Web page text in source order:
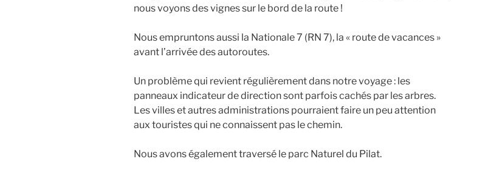
nous voyons des vignes sur le bord de la route !
Nous empruntons aussi la Nationale 7 (RN 7), la « route de vacances »
avant l’arrivée des autoroutes.
Un problème qui revient régulièrement dans notre voyage : les
panneaux indicateur de direction sont parfois cachés par les arbres.
Les villes et autres administrations pourraient faire un peu attention
aux touristes qui ne connaissent pas le chemin.
Nous avons également traversé le parc Naturel du Pilat.